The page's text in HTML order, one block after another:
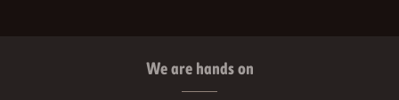
We are hands on